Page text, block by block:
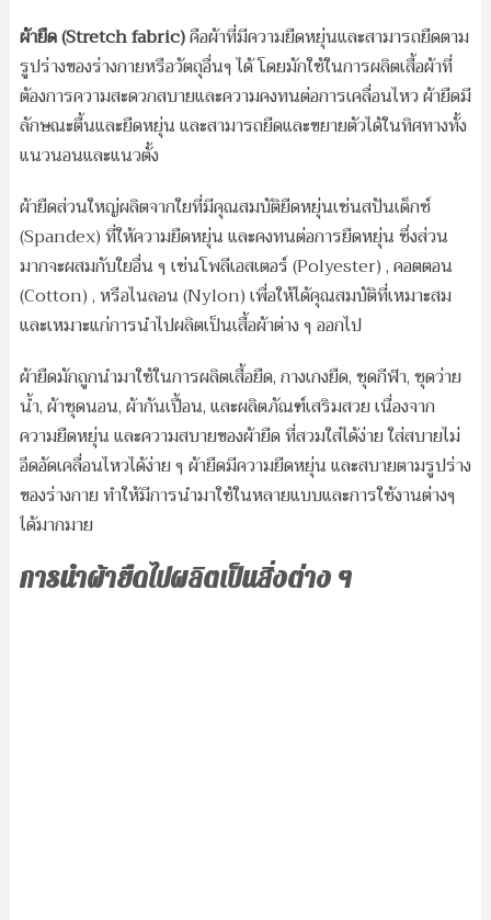
ผ้ายืด (Stretch fabric)คือผ้าที่มีความยืดหยุ่นและสามารถยืดตาม
รูปร่างของร่างกายหรือวัตถุอื่นๆ ได้ โดยมักใช้ในการผลิตเสื้อผ้าที่
ต้องการความสะดวกสบายและความคงทนต่อการเคลื่อนไหว ผ้ายืดมี
ลักษณะตื้นและยืดหยุ่น และสามารถยืดและขยายตัวได้ในทิศทางทั้ง
แนวนอนและแนวตั้ง
ผ้ายืดส่วนใหญ่ผลิตจากใยที่มีคุณสมบัติยืดหยุ่นเช่นสปันเด็กซ์
(Spandex) ที่ให้ความยืดหยุ่น และคงทนต่อการยืดหยุ่น ซึ่งส่วน
มากจะผสมกับใยอื่น ๆ เช่นโพลีเอสเตอร์ (Polyester) , คอตตอน
(Cotton) , หรือไนลอน (Nylon) เพื่อให้ได้คุณสมบัติที่เหมาะสม
และเหมาะแก่การนำไปผลิตเป็นเสื้อผ้าต่าง ๆ ออกไป
ผ้ายืดมักถูกนำมาใช้ในการผลิตเสื้อยืด, กางเกงยืด, ชุดกีฬา, ชุดว่าย
น้ำ, ผ้าชุดนอน, ผ้ากันเปื้อน, และผลิตภัณฑ์เสริมสวย เนื่องจาก
ความยืดหยุ่น และความสบายของผ้ายืด ที่สวมใส่ได้ง่าย ใส่สบายไม่
อึดอัดเคลื่อนไหวได้ง่าย ๆ ผ้ายืดมีความยืดหยุ่น และสบายตามรูปร่าง
ของร่างกาย ทำให้มีการนำมาใช้ในหลายแบบและการใช้งานต่างๆ
ได้มากมาย
การนำผ้ายืดไปผลิตเป็นสิ่งต่าง ๆ